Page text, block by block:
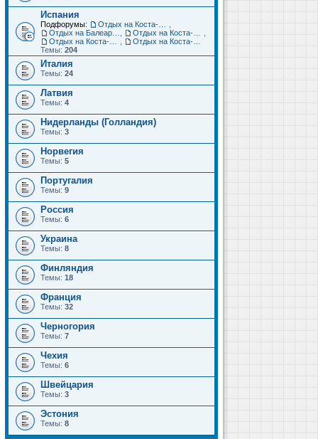
Испания
Подфорумы:
Темы: 204
Италия
Темы: 24
Латвия
Темы: 4
Нидерланды (Голландия)
Темы: 3
Норвегия
Темы: 5
Португалия
Темы: 9
Россия
Темы: 6
Украина
Темы: 8
Финляндия
Темы: 18
Франция
Темы: 32
Черногория
Темы: 7
Чехия
Темы: 6
Швейцария
Темы: 3
Эстония
Темы: 8